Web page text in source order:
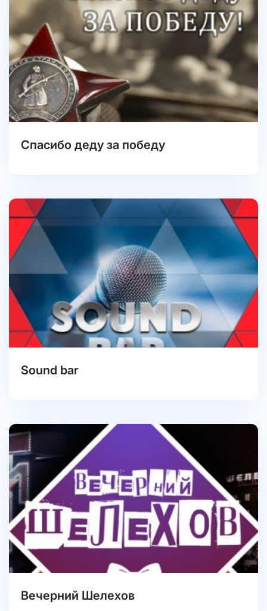
Спасибо деду за победу
Sound bar
Вечерний Шелехов